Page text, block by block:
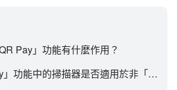
Pay」功能有什麼作用？
「FPS QR Pay」功能中的掃描器是否適用於非「轉數快」QR code？